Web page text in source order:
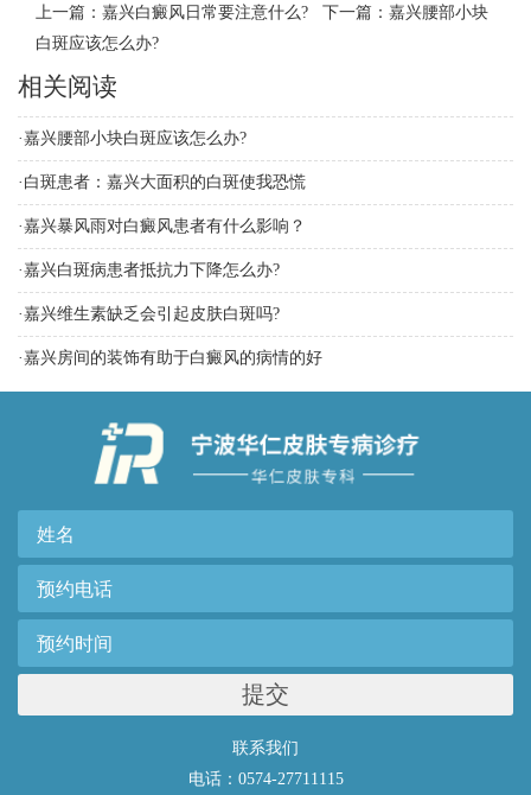
上一篇： 嘉兴白癜风日常要注意什么? 下一篇： 嘉兴腰部小块
白斑应该怎么办?
相关阅读
·嘉兴腰部小块白斑应该怎么办?
· 白斑患者：嘉兴大面积的白斑使我恐慌
·嘉兴暴风雨对白癜风患者有什么影响？
·嘉兴白斑病患者抵抗力下降怎么办?
·嘉兴维生素缺乏会引起皮肤白斑吗?
·嘉兴房间的装饰有助于白癜风的病情的好
提交
联系我们
电话：0574-27711115